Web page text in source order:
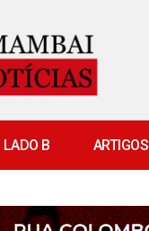
LADO B ARTIGOS